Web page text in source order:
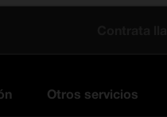
Otros servicios